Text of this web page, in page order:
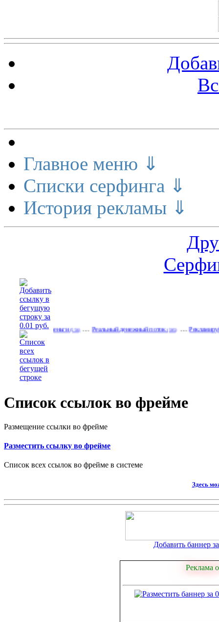
Главное меню ⇓
Списки серфинга ⇓
История рекламы ⇓
делает деньги(556)…Реальный денежный поток(585)…Рекламируйтесь на
Список ссылок во фрейме
Размещение ссылки во фрейме
Разместить ссылку во фрейме
Список всех ссылок во фрейме в системе
Здесь
Добавить баннер
Реклама